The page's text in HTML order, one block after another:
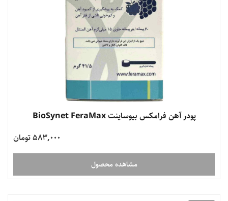
پودر آهن فرامکس بیوساینت BioSynet FeraMax
583,000 تومان
مشاهده محصول